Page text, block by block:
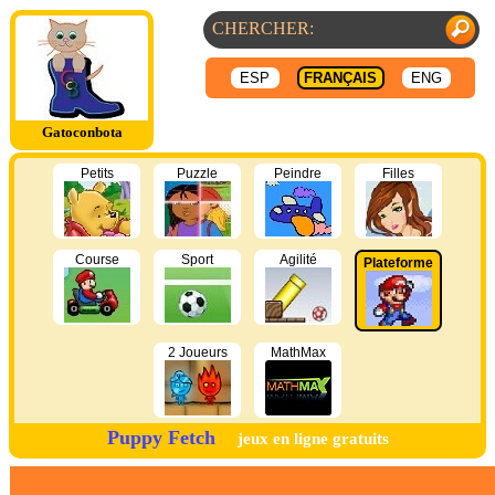
Gatoconbota
ESP FRANÇAIS ENG
Petits Puzzle Peindre Filles
Course Sport Agilité Plateforme
2 Joueurs MathMax
Puppy Fetch jeux en ligne gratuits